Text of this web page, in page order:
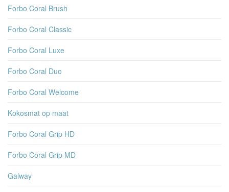
Forbo Coral Brush
Forbo Coral Classic
Forbo Coral Luxe
Forbo Coral Duo
Forbo Coral Welcome
Kokosmat op maat
Forbo Coral Grip HD
Forbo Coral Grip MD
Galway